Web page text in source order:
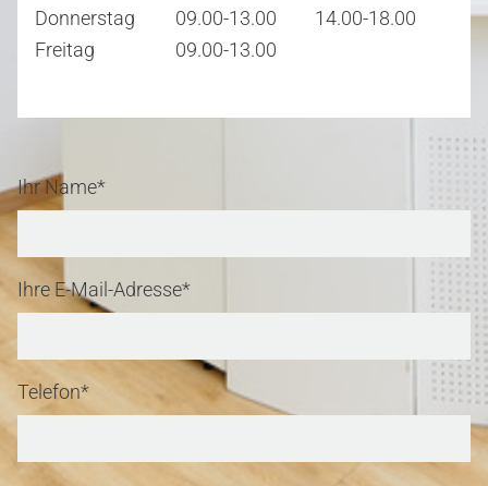
Donnerstag
09.00-13.00
14.00-18.00
Freitag
09.00-13.00
Ihr Name*
Ihre E-Mail-Adresse*
Telefon*